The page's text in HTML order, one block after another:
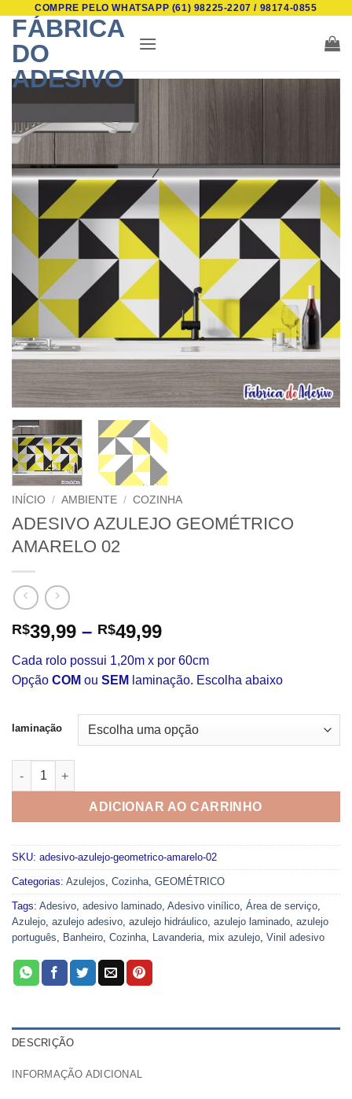
content
COMPRE PELO WHATSAPP (61) 98225-2207 / 98174-0855
FÁBRICA
DO
ADESIVO
INÍCIO / AMBIENTE / COZINHA
ADESIVO AZULEJO GEOMÉTRICO
AMARELO 02
R$39,99 – R$49,99Faixa
preço:
R$39,99
R$49,99
Cada rolo possui 1,20m x por 60cm
Opção COM ou SEM laminação. Escolha abaixo
laminação
ADESIVO AZULEJO GEOMÉTRICO AMARELO 02 quantidade
ADICIONAR AO CARRINHO
SKU: adesivo-azulejo-geometrico-amarelo-02
Categorias: Azulejos, Cozinha, GEOMÉTRICO
Tags: Adesivo, adesivo laminado, Adesivo vinílico, Área de serviço,
Azulejo, azulejo adesivo, azulejo hidráulico, azulejo laminado, azulejo
português, Banheiro, Cozinha, Lavanderia, mix azulejo, Vinil adesivo
DESCRIÇÃO
INFORMAÇÃO ADICIONAL